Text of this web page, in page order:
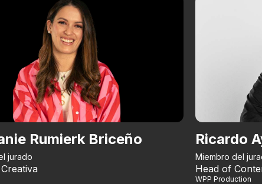
Rumierk Briceño
jurado
Ricardo
Miembro del
Head of
WPP Production